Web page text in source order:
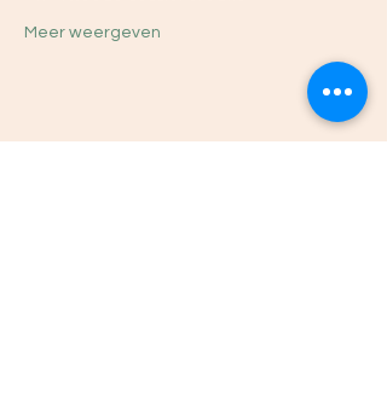
Meer weergeven